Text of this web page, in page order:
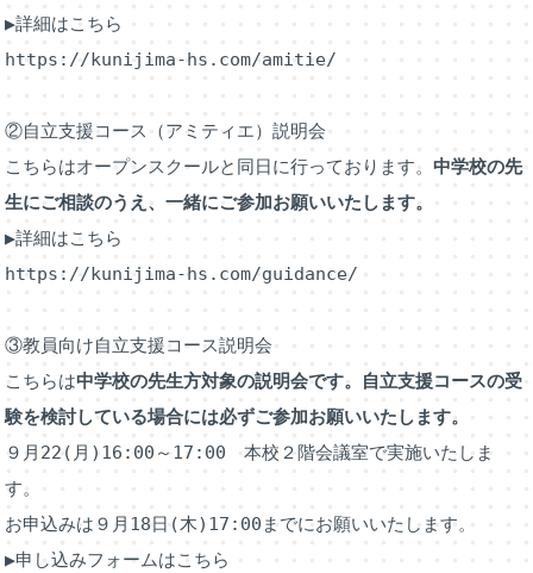
▶詳細はこちら
https://kunijima-hs.com/amitie/
②自立支援コース（アミティエ）説明会
こちらはオープンスクールと同日に行っております。中学校の先
生にご相談のうえ、一緒にご参加お願いいたします。
▶詳細はこちら
https://kunijima-hs.com/guidance/
③教員向け自立支援コース説明会
こちらは中学校の先生方対象の説明会です。自立支援コースの受
験を検討している場合には必ずご参加お願いいたします。
９月22(月)16:00～17:00　本校２階会議室で実施いたしま
す。
お申込みは９月18日(木)17:00までにお願いいたします。
▶申し込みフォームはこちら